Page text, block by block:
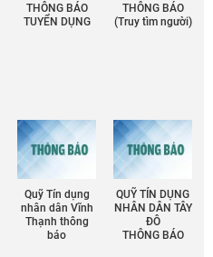
THÔNG BÁO
TUYỂN DỤNG
THÔNG BÁO
(Truy tìm người)
Quỹ Tín dụng
nhân dân Vĩnh
Thạnh thông
báo
QUỸ TÍN DỤNG
NHÂN DÂN TÂY
ĐÔ
THÔNG BÁO